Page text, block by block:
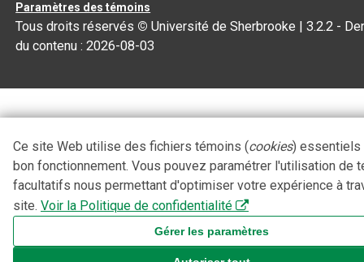
Paramètres des témoins
Tous droits réservés © Université de Sherbrooke |3.2.2 -
du contenu :2026-08-03
Ce site Web utilise des fichiers témoins (cookies) essentiels
bon fonctionnement. Vous pouvez paramétrer l'utilisation de
facultatifs nous permettant d'optimiser votre expérience à
site. Voir la Politique de confidentialité
Gérer les paramètres